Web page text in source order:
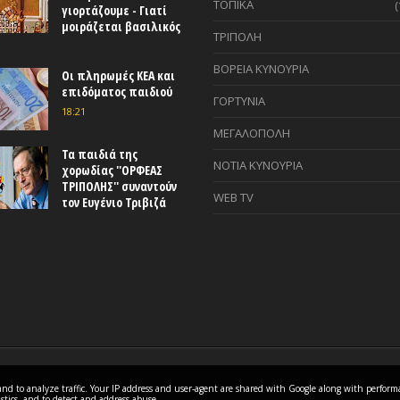
γιορτάζουμε - Γιατί
μοιράζεται βασιλικός
Οι πληρωμές ΚΕΑ και
επιδόματος παιδιού
18:21
Τα παιδιά της
χορωδίας ''ΟΡΦΕΑΣ
ΤΡΙΠΟΛΗΣ'' συναντούν
τον Ευγένιο Τριβιζά
ΤΟΠΙΚΑ
ΤΡΙΠΟΛΗ
ΒΟΡΕΙΑ ΚΥΝΟΥΡΙΑ
ΓΟΡΤΥΝΙΑ
ΜΕΓΑΛΟΠΟΛΗ
ΝΟΤΙΑ ΚΥΝΟΥΡΙΑ
WEB TV
to analyze traffic. Your IP address and user-agent are shared with Google along with